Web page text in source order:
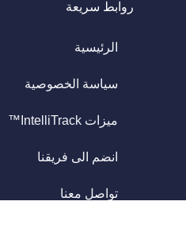
روابط سريعة
الرئيسية
سياسة الخصوصية
ميزات IntelliTrack™
انضم الى فريقنا
تواصل معنا